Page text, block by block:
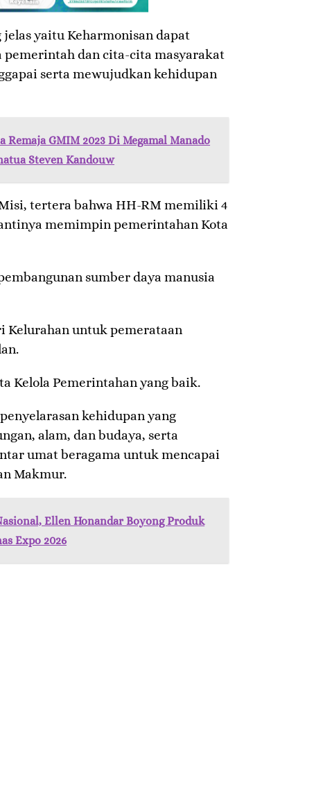
yaitu Keharmonisan dapat
pemerintah dan cita-cita masyarakat
serta mewujudkan kehidupan
Remaja GMIM 2023 Di Megamal Manado
Steven Kandouw
tertera bahwa HH-RM memiliki 4
memimpin pemerintahan Kota
sumber daya manusia
Kelurahan untuk pemerataan
Kelola Pemerintahan yang baik.
kehidupan yang
alam, dan budaya, serta
umat beragama untuk mencapai
Makmur.
Ellen Honandar Boyong Produk
Expo 2026